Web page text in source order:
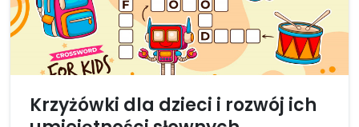
Krzyżówki dla dzieci i rozwój ich